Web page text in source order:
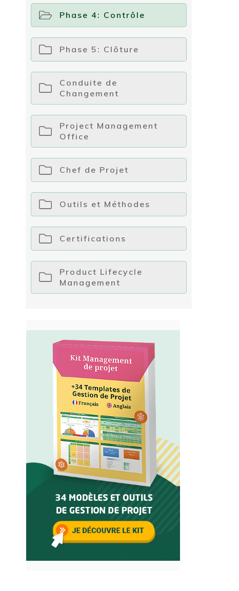
Phase 4: Contrôle
Phase 5: Clôture
Conduite de
Changement
Project Management
Office
Chef de Projet
Outils et Méthodes
Certifications
Product Lifecycle
Management